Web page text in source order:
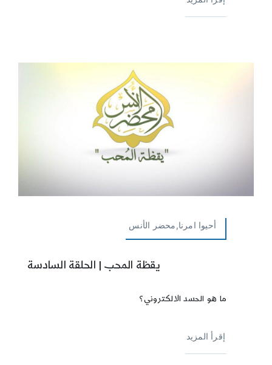
أحيوا امرنا,محضر الأنس
يقظة المحب | الحلقة السادسة
ما هو الحسد الالكتروني؟
إقرأ المزيد